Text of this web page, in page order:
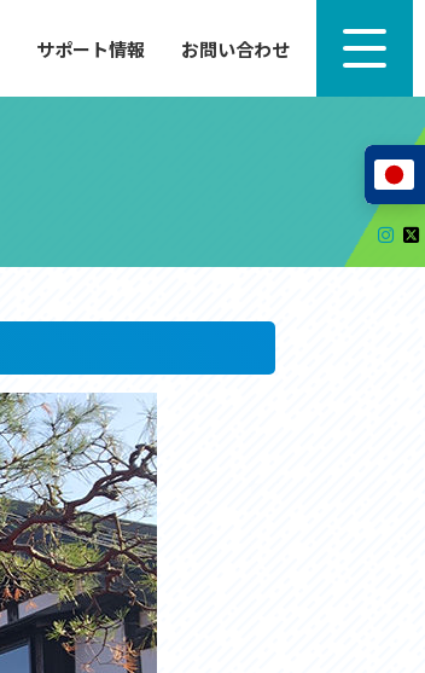
サポート情報 お問い合わせ
の情報
ー造成 (学校様、旅行会社様へ)
to スポーツバイク
ンク集
イトマップ
問い合わせ
ライバシーポリシー